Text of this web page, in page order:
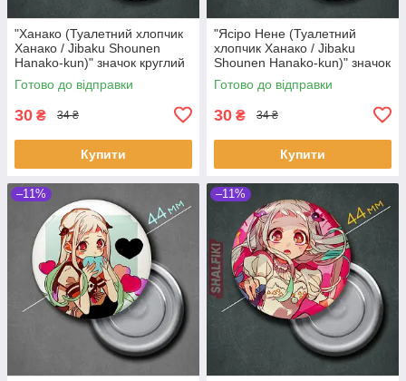
"Ханако (Туалетний хлопчик
Ханако / Jibaku Shounen
Hanako-kun)" значок круглий
на булавці Ø32 мм
Готово до відправки
30 ₴ 34 ₴
Купити
"Ясіро Нене (Туалетний
хлопчик Ханако / Jibaku
Shounen Hanako-kun)" значок
круглий на булавці Ø32 мм
Готово до відправки
30 ₴ 34 ₴
Купити
–11% –11%